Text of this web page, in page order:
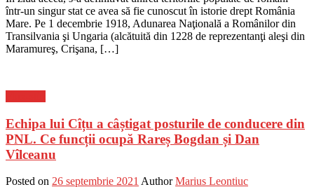
într-un singur stat ce avea să fie cunoscut în istorie drept România
Mare. Pe 1 decembrie 1918, Adunarea Naţională a Românilor din
Transilvania şi Ungaria (alcătuită din 1228 de reprezentanţi aleşi din
Maramureş, Crişana, […]
Echipa lui Cîțu a câștigat posturile de conducere din
PNL. Ce funcții ocupă Rareș Bogdan și Dan
Vîlceanu
Posted on 26 septembrie 2021 Author Marius Leontiuc